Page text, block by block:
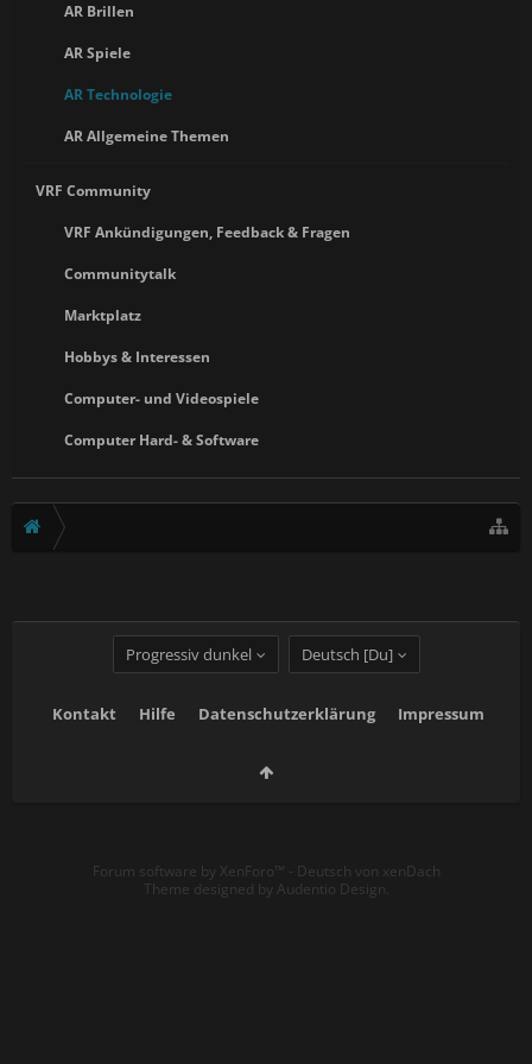
AR Brillen
AR Spiele
AR Technologie
AR Allgemeine Themen
VRF Community
VRF Ankündigungen, Feedback & Fragen
Communitytalk
Marktplatz
Hobbys & Interessen
Computer- und Videospiele
Computer Hard- & Software
Progressiv dunkel Deutsch [Du]
Kontakt Hilfe Datenschutzerklärung Impressum
Forum software by XenForo™ - Deutsch von xenDach
Theme designed by Audentio Design.